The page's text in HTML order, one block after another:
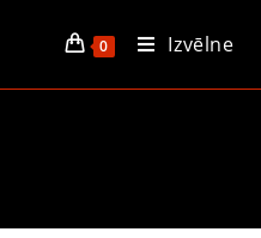
0 Izvēlne